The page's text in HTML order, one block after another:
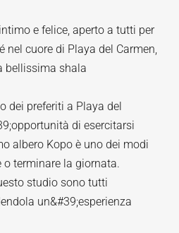
e felice, aperto a tutti per
nel cuore di Playa del Carmen,
bellissima shala
dei preferiti a Playa del
di esercitarsi
albero Kopo è uno dei modi
terminare la giornata.
studio sono tutti
un&#39;esperienza